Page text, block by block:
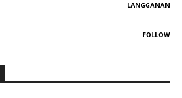
LANGGANAN
FOLLOW